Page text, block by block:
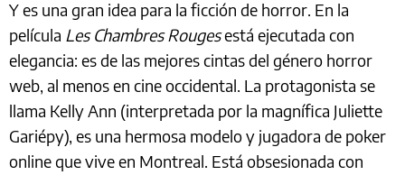
Y es una gran idea para la ficción de horror. En la
película Les Chambres Rougesestá ejecutada con
elegancia: es de las mejores cintas del género horror
web, al menos en cine occidental. La protagonista se
llama Kelly Ann (interpretada por la magnífica Juliette
Gariépy), es una hermosa modelo y jugadora de poker
online que vive en Montreal. Está obsesionada con